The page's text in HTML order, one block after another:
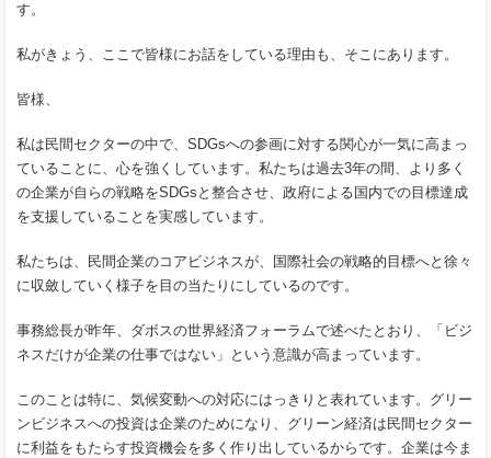
す。
私がきょう、ここで皆様にお話をしている理由も、そこにあります。
皆様、
私は民間セクターの中で、SDGsへの参画に対する関心が一気に高まっ
ていることに、心を強くしています。私たちは過去3年の間、より多く
の企業が自らの戦略をSDGsと整合させ、政府による国内での目標達成
を支援していることを実感しています。
私たちは、民間企業のコアビジネスが、国際社会の戦略的目標へと徐々
に収斂していく様子を目の当たりにしているのです。
事務総長が昨年、ダボスの世界経済フォーラムで述べたとおり、「ビジ
ネスだけが企業の仕事ではない」という意識が高まっています。
このことは特に、気候変動への対応にはっきりと表れています。グリー
ンビジネスへの投資は企業のためになり、グリーン経済は民間セクター
に利益をもたらす投資機会を多く作り出しているからです。企業は今ま